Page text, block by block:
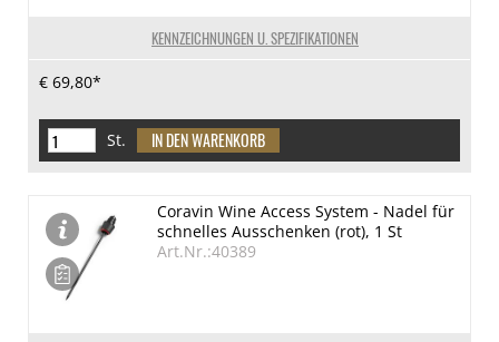
KENNZEICHNUNGEN U. SPEZIFIKATIONEN
€ 69,80*
St.
Coravin Wine Access System - Nadel für
schnelles Ausschenken (rot), 1 St
Art.Nr.:40389